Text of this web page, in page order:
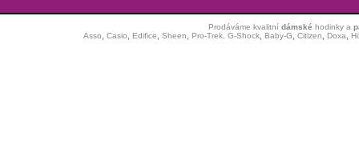
Prodáváme kvalitní dámské hodinkya
Asso
Casio Edifice Sheen Pro-Trek, G-Shock, Baby-G Citizen Doxa